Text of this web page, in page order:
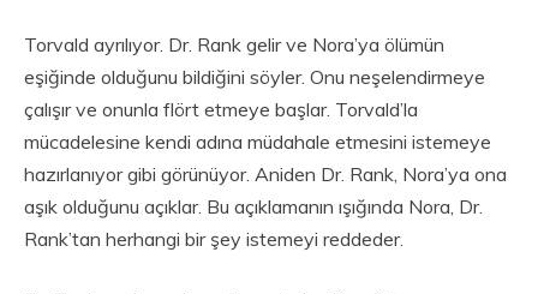
Torvald ayrılıyor. Dr. Rank gelir ve Nora’ya ölümün
eşiğinde olduğunu bildiğini söyler. Onu neşelendirmeye
çalışır ve onunla flört etmeye başlar. Torvald’la
mücadelesine kendi adına müdahale etmesini istemeye
hazırlanıyor gibi görünüyor. Aniden Dr. Rank, Nora’ya ona
aşık olduğunu açıklar. Bu açıklamanın ışığında Nora, Dr.
Rank’tan herhangi bir şey istemeyi reddeder.